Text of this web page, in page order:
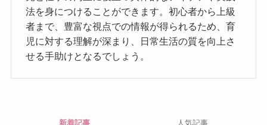
法を身につけることができます。初心者から上級
者まで、豊富な視点での情報が得られるため、育
児に対する理解が深まり、日常生活の質を向上さ
せる手助けとなるでしょう。
新着記事 人気記事